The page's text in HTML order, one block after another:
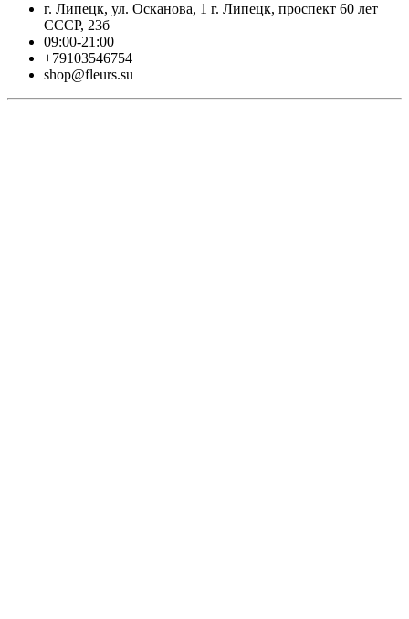
г. Липецк, ул. Осканова, 1 г. Липецк, проспект 60 лет
СССР, 23б
09:00-21:00
+79103546754
shop@fleurs.su